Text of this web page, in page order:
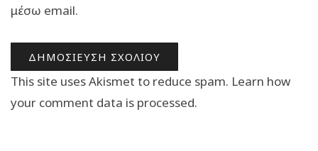
μέσω email.
This site uses Akismet to reduce spam. Learn how
your comment data is processed.